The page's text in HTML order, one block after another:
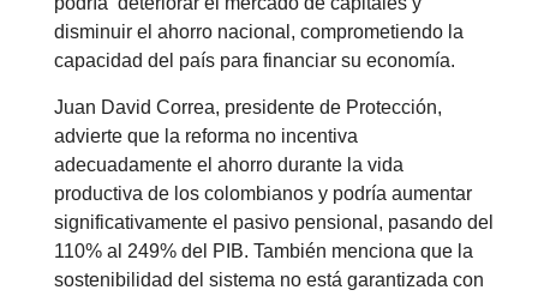
disminuir el ahorro nacional, comprometiendo la
capacidad del país para financiar su economía.
Juan David Correa, presidente de Protección,
advierte que la reforma no incentiva
adecuadamente el ahorro durante la vida
productiva de los colombianos y podría aumentar
significativamente el pasivo pensional, pasando del
110% al 249% del PIB. También menciona que la
sostenibilidad del sistema no está garantizada con